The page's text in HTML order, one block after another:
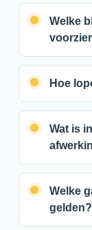
Welke
Hoe
Wat is
Welke
gelden?